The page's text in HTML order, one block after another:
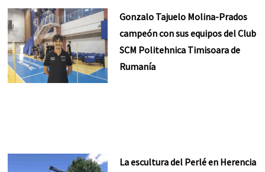
Gonzalo Tajuelo Molina-Prados
campeón con sus equipos del Club
SCM Politehnica Timisoara de
Rumanía
La escultura del Perlé en Herencia